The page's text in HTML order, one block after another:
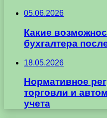
05.06.2026
Какие
бухгалтера
18.05.2026
Нормативное
торговли и
учета